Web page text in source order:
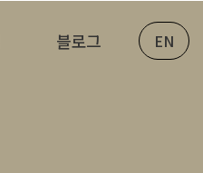
블로그 EN